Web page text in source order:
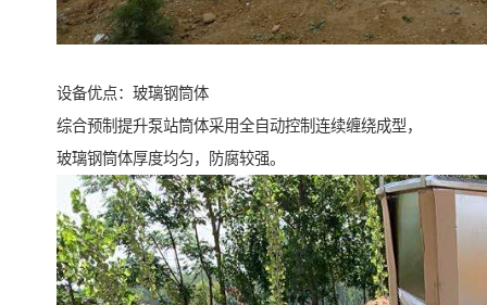
设备优点：玻璃钢筒体
综合预制提升泵站筒体采用全自动控制连续缠绕成型，
玻璃钢筒体厚度均匀，防腐较强。